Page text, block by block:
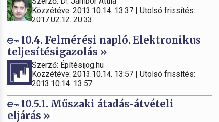
Közzétéve: 2013.10.14. 13:37 | Utolsó frissítés:
2017.02.12. 20:33
10.4. Felmérési napló. Elektronikus
teljesítésigazolás »
Szerző: Építésijog.hu
Közzétéve: 2013.10.14. 13:57 | Utolsó frissítés:
2013.10.14. 13:57
10.5.1. Műszaki átadás-átvételi
eljárás »